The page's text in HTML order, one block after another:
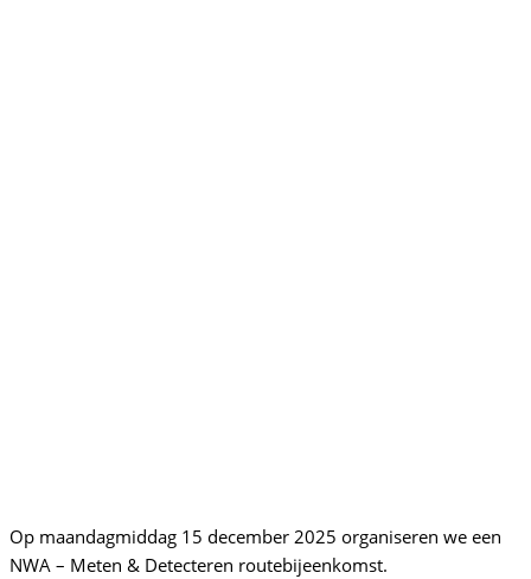
Op maandagmiddag 15 december 2025 organiseren we een
NWA – Meten & Detecteren routebijeenkomst.